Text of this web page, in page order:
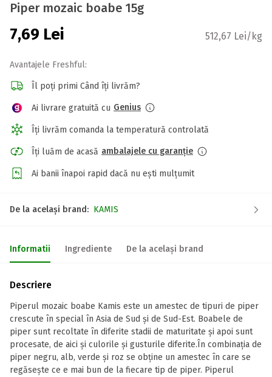
Piper mozaic boabe 15g
7,69 Lei 512,67 Lei/kg
Avantajele Freshful:
Îl poți primi Când îți livrăm?
Ai livrare gratuită cu Genius
Îți livrăm comanda la temperatură controlată
Îți luăm de acasă ambalajele cu garanție
Ai banii înapoi rapid dacă nu ești mulțumit
De la același brand: KAMIS
Informatii Ingrediente De la același brand
Descriere
Piperul mozaic boabe Kamis este un amestec de tipuri de piper
crescute în special în Asia de Sud şi de Sud-Est. Boabele de
piper sunt recoltate în diferite stadii de maturitate şi apoi sunt
procesate, de aici şi culorile şi gusturile diferite.În combinaţia de
piper negru, alb, verde şi roz se obţine un amestec în care se
regăseşte ce e mai bun de la fiecare tip de piper. Piperul